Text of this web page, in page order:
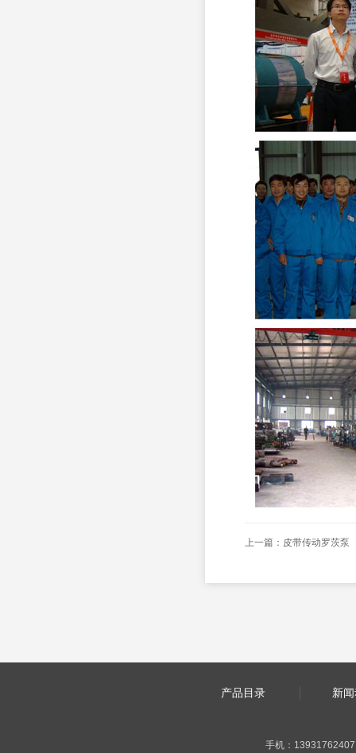
上一篇： 皮带传动罗茨泵
产品目录 新
手机：